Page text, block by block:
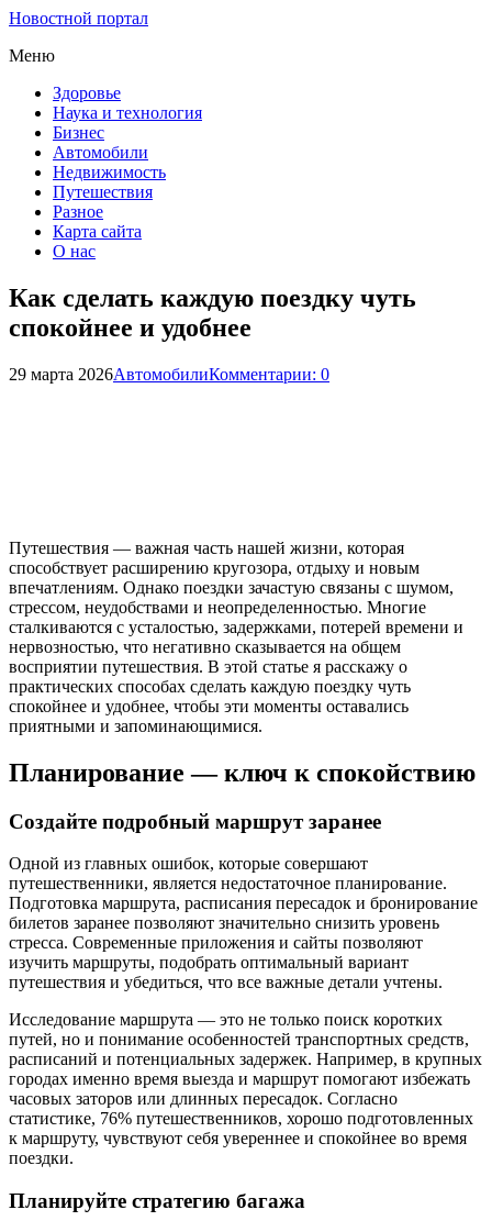
Новостной портал
Меню
Здоровье
Наука и технология
Бизнес
Автомобили
Недвижимость
Путешествия
Разное
Карта сайта
О нас
Как сделать каждую поездку чуть
спокойнее и удобнее
29 марта 2026АвтомобилиКомментарии: 0
Путешествия — важная часть нашей жизни, которая
способствует расширению кругозора, отдыху и новым
впечатлениям. Однако поездки зачастую связаны с шумом,
стрессом, неудобствами и неопределенностью. Многие
сталкиваются с усталостью, задержками, потерей времени и
нервозностью, что негативно сказывается на общем
восприятии путешествия. В этой статье я расскажу о
практических способах сделать каждую поездку чуть
спокойнее и удобнее, чтобы эти моменты оставались
приятными и запоминающимися.
Планирование — ключ к спокойствию
Создайте подробный маршрут заранее
Одной из главных ошибок, которые совершают
путешественники, является недостаточное планирование.
Подготовка маршрута, расписания пересадок и бронирование
билетов заранее позволяют значительно снизить уровень
стресса. Современные приложения и сайты позволяют
изучить маршруты, подобрать оптимальный вариант
путешествия и убедиться, что все важные детали учтены.
Исследование маршрута — это не только поиск коротких
путей, но и понимание особенностей транспортных средств,
расписаний и потенциальных задержек. Например, в крупных
городах именно время выезда и маршрут помогают избежать
часовых заторов или длинных пересадок. Согласно
статистике, 76% путешественников, хорошо подготовленных
к маршруту, чувствуют себя увереннее и спокойнее во время
поездки.
Планируйте стратегию багажа